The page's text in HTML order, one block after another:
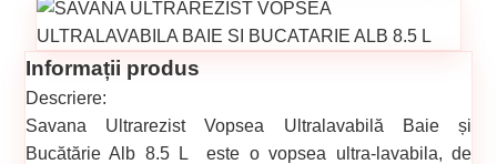
Informații produs
Descriere:
Savana Ultrarezist Vopsea Ultralavabilă Baie și
Bucătărie Alb 8.5 L este o vopsea ultra-lavabila, de